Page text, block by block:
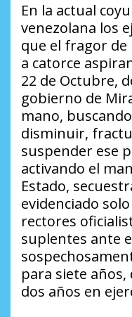
En la actual
venezolana los
que el fragor
a catorce
22 de Octubre,
gobierno de
mano,
disminuir,
suspender ese
activando el
Estado,
evidenciado
rectores
suplentes ante
para siete
dos años en